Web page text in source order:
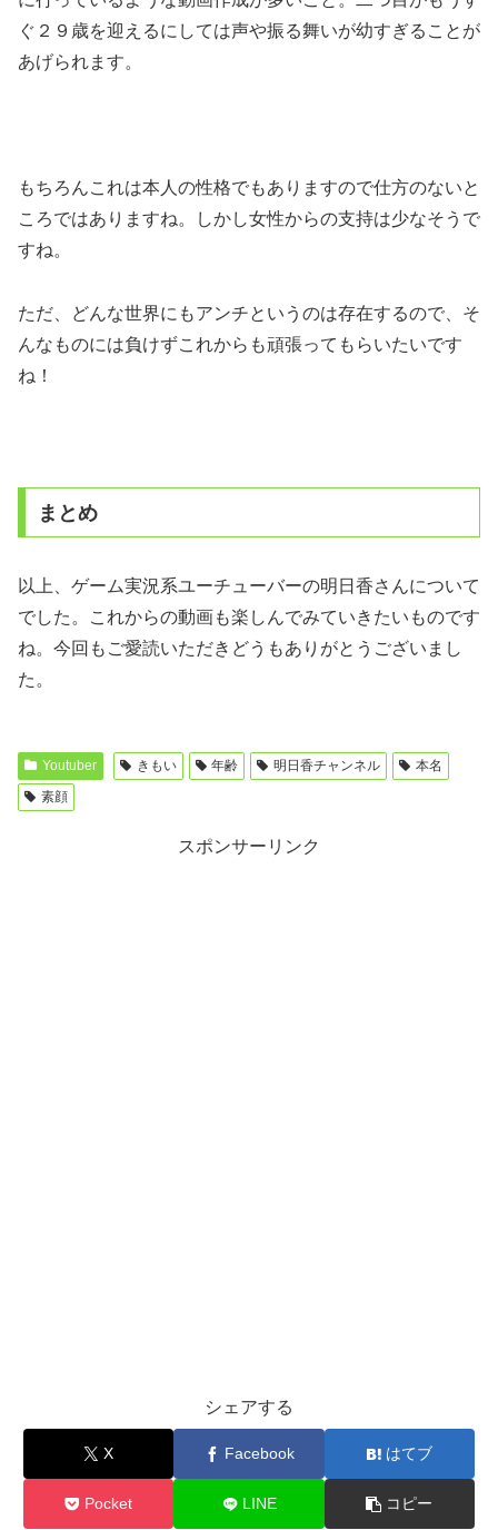
ぐ２９歳を迎えるにしては声や振る舞いが幼すぎることが
あげられます。
もちろんこれは本人の性格でもありますので仕方のないと
ころではありますね。しかし女性からの支持は少なそうで
すね。
ただ、どんな世界にもアンチというのは存在するので、そ
んなものには負けずこれからも頑張ってもらいたいです
ね！
まとめ
以上、ゲーム実況系ユーチューバーの明日香さんについて
でした。これからの動画も楽しんでみていきたいものです
ね。今回もご愛読いただきどうもありがとうございまし
た。
Youtuber きもい 年齢 明日香チャンネル
本名
素顔
スポンサーリンク
シェアする
X Facebook はてブ
Pocket LINE コピー